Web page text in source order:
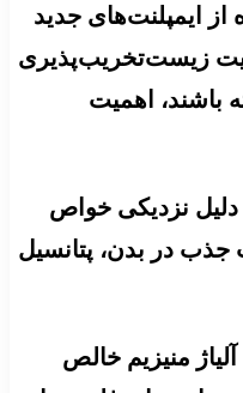
از ایمپلنت‌های جدید
زیست‌تخریب‌پذیری
باشند، اهمیت
دلیل نزدیکی خواص
جذب در بدن، پتانسیل
منیزیم خالص